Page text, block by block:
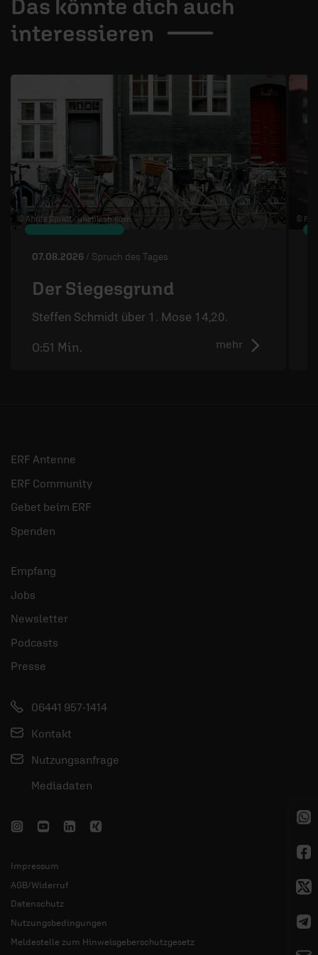
Das könnte dich auch
interessieren
© Annie Spratt /unsplash.com
07.08.2026 / Spruch des Tages
Der Siegesgrund
Steffen Schmidt über 1. Mose 14,20.
mehr
0:51 Min.
© Flo
ERF Antenne
ERF Community
Gebet beim ERF
Spenden
Empfang
Jobs
Newsletter
Podcasts
Presse
06441 957-1414
Kontakt
Nutzungsanfrage
Mediadaten
Impressum
AGB/Widerruf
Datenschutz
Nutzungsbedingungen
Meldestelle zum Hinweisgeberschutzgesetz